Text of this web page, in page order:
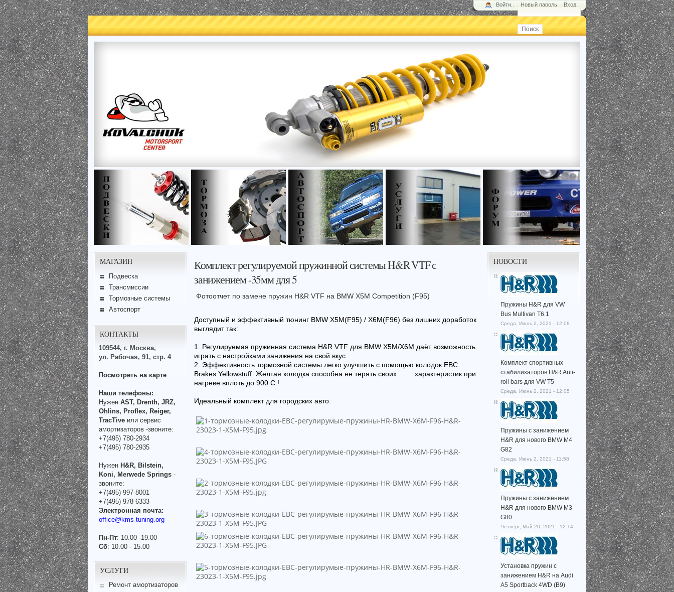
Войти.. Новый пароль Вход
МАГАЗИН
Подвеска
Трансмиссии
Тормозные системы
Автоспорт
КОНТАКТЫ
109544, г. Москва,
ул. Рабочая, 91, стр. 4
Посмотреть на карте
Наши телефоны:
Нужен AST, Drenth, JRZ,
Ohlins, Proflex, Reiger,
TracTive или сервис
амортизаторов -звоните:
+7(495) 780-2934
+7(495) 780-2935
Нужен H&R, Bilstein,
Koni, Merwede Springs -
звоните:
+7(495) 997-8001
+7(495) 978-6333
Электронная почта:
office@kms-tuning.org
Пн-Пт: 10.00 -19.00
Сб: 10.00 - 15.00
УСЛУГИ
Ремонт амортизаторов
Комплект регулируемой пружинной системы H&R VTF с
занижением -35мм для 5
Фотоотчет по замене пружин H&R VTF на BMW X5M Competition (F95)
Доступный и эффективный тюнинг BMW X5М(F95) / X6M(F96) без лишних доработок
выглядит так:
1. Регулируемая пружинная система H&R VTF для BMW X5M/X6M даёт возможность
играть с настройками занижения на свой вкус.
2. Эффективность тормозной системы легко улучшить с помощью колодок EBC
Brakes Yellowstuff. Желтая колодка способна не терять своих характеристик при
нагреве вплоть до 900 С !
Идеальный комплект для городских авто.
НОВОСТИ
Пружины H&R для VW
Bus Multivan T6.1
Среда, Июнь 2, 2021 - 12:08
Комплект спортивных
стабилизаторов H&R Anti-
roll bars для VW T5
Среда, Июнь 2, 2021 - 12:05
Пружины с занижением
H&R для нового BMW M4
G82
Среда, Июнь 2, 2021 - 11:58
Пружины с занижением
H&R для нового BMW M3
G80
Четверг, Май 20, 2021 - 12:14
Установка пружин с
занижением H&R на Audi
A5 Sportback 4WD (B9)